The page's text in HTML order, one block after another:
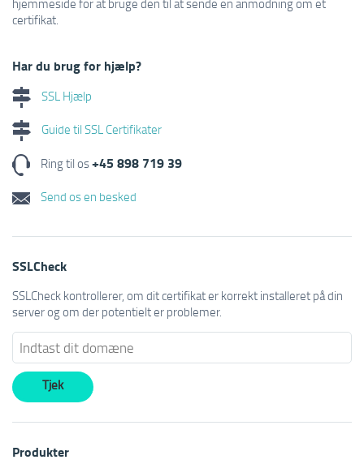
certifikat.
Har du brug for hjælp?
SSL Hjælp
Guide til SSL Certifikater
Ring til os+45 898 719 39
Send os en besked
SSLCheck
SSLCheck kontrollerer, om dit certifikat er korrekt installeret på din
server og om der potentielt er problemer.
Produkter